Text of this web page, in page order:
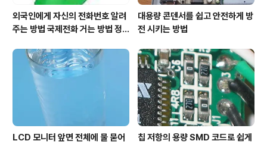
외국인에게 자신의 전화번호 알려
주는 방법 국제전화 거는 방법 정
대용량 콘덴서를 쉽고 안전하게 방
전 시키는 방법
LCD 모니터 앞면 전체에 물 묻어
칩 저항의 용량 SMD 코드로 쉽게